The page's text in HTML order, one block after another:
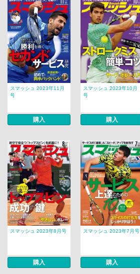
スマッシュ 2023年11月
号
購入
スマッシュ 2023年10月
号
購入
スマッシュ 2023年8月号
購入
スマッシュ 2023年7月号
購入